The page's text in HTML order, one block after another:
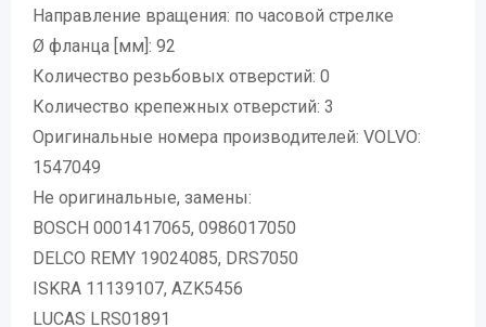
Направление вращения: по часовой стрелке
Ø фланца [мм]: 92
Количество резьбовых отверстий: 0
Количество крепежных отверстий: 3
Оригинальные номера производителей: VOLVO:
1547049
Не оригинальные, замены:
BOSCH 0001417065, 0986017050
DELCO REMY 19024085, DRS7050
ISKRA 11139107, AZK5456
LUCAS LRS01891